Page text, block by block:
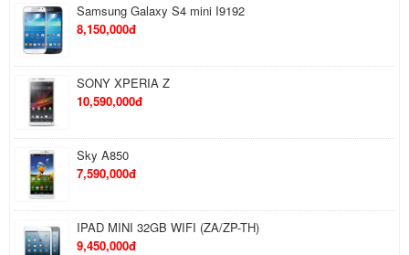
Samsung Galaxy S4 mini I9192
8,150,000đ
SONY XPERIA Z
10,590,000đ
Sky A850
7,590,000đ
IPAD MINI 32GB WIFI (ZA/ZP-TH)
9,450,000đ